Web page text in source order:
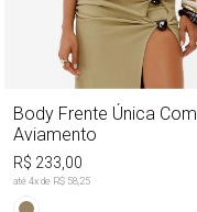
Body Frente Única Com
Aviamento
R$ 233,00
até 4x de R$ 58,25